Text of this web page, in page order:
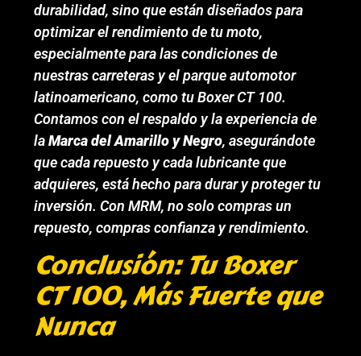
durabilidad, sino que están diseñados para
optimizar el rendimiento de tu moto,
especialmente para las condiciones de
nuestras carreteras y el parque automotor
latinoamericano, como tu Boxer CT 100.
Contamos con el respaldo y la experiencia de
laMarca del Amarillo y Negro, asegurándote
que cada repuesto y cada lubricante que
adquieres, está hecho para durar y proteger tu
inversión. Con MRM, no solo compras un
repuesto, compras confianza y rendimiento.
Conclusión: Tu Boxer
CT 100, Más Fuerte que
Nunca